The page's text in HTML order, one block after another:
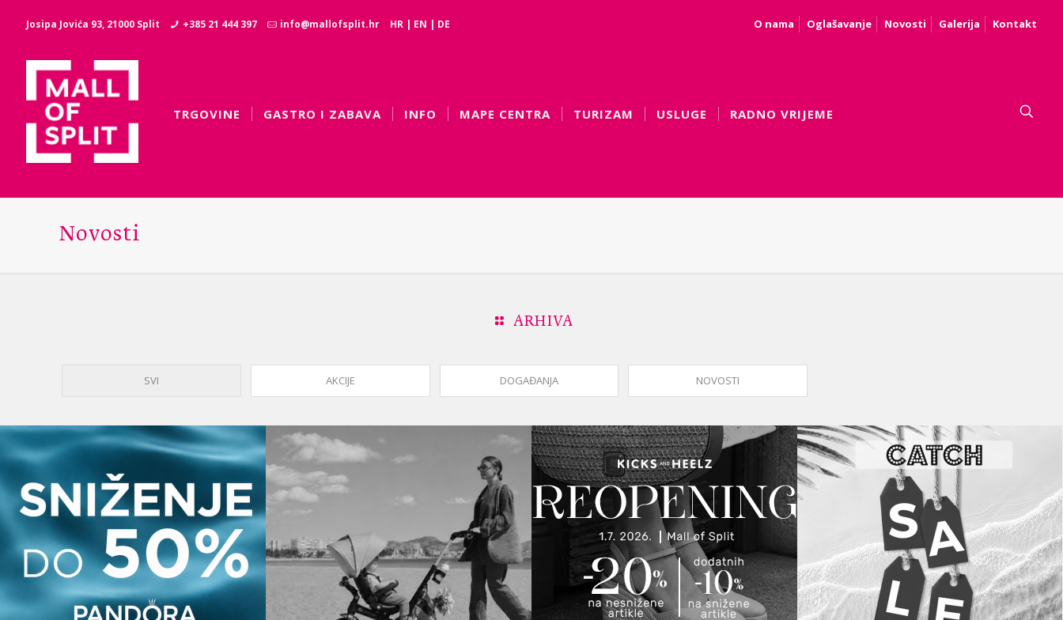
Josipa Jovića 93, 21000 Split +385 21 444 397 info@mallofsplit.hr HR | EN | DE O nama Oglašavanje Novosti Galerija Kontakt
TRGOVINE GASTRO I ZABAVA INFO MAPE CENTRA TURIZAM USLUGE RADNO VRIJEME
Novosti
ARHIVA
SVI AKCIJE DOGAĐANJA NOVOSTI